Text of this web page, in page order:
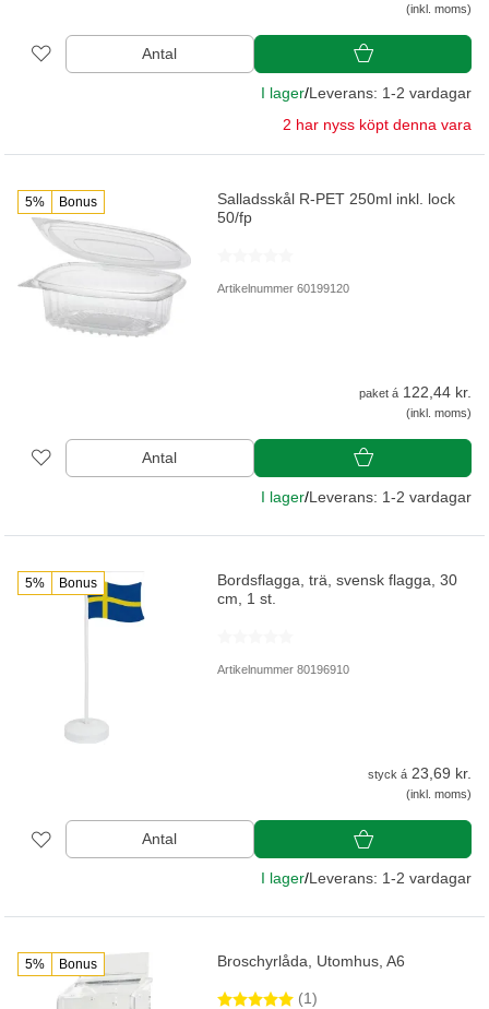
(inkl. moms)
Antal
I lager/Leverans: 1-2 vardagar
2 har nyss köpt denna vara
5% Bonus
Salladsskål R-PET 250ml inkl. lock
50/fp
Artikelnummer 60199120
paket á 122,44 kr.
(inkl. moms)
Antal
I lager/Leverans: 1-2 vardagar
5% Bonus
Bordsflagga, trä, svensk flagga, 30
cm, 1 st.
Artikelnummer 80196910
styck á 23,69 kr.
(inkl. moms)
Antal
I lager/Leverans: 1-2 vardagar
5% Bonus Broschyrlåda, Utomhus, A6
(1)